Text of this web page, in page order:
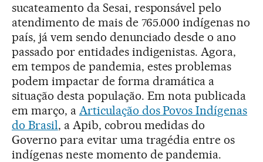
sucateamento da Sesai, responsável pelo
atendimento de mais de 765.000 indígenas no
país, já vem sendo denunciado desde o ano
passado por entidades indigenistas. Agora,
em tempos de pandemia, estes problemas
podem impactar de forma dramática a
situação desta população. Em nota publicada
em março, a Articulação dos Povos Indígenas
do Brasil, a Apib, cobrou medidas do
Governo para evitar uma tragédia entre os
indígenas neste momento de pandemia.